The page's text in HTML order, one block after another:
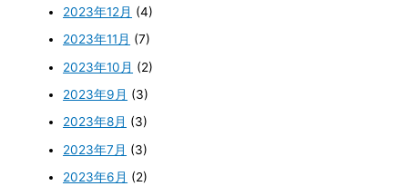
2023年12月 (4)
2023年11月 (7)
2023年10月 (2)
2023年9月 (3)
2023年8月 (3)
2023年7月 (3)
2023年6月 (2)